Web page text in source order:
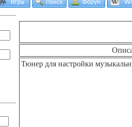
Тюнер для настройки